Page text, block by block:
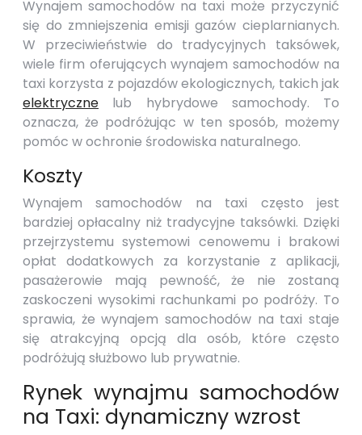
Wynajem samochodów na taxi może przyczynić
się do zmniejszenia emisji gazów cieplarnianych.
W przeciwieństwie do tradycyjnych taksówek,
wiele firm oferujących wynajem samochodów na
taxi korzysta z pojazdów ekologicznych, takich jak
elektryczne lub hybrydowe samochody. To
oznacza, że podróżując w ten sposób, możemy
pomóc w ochronie środowiska naturalnego.
Koszty
Wynajem samochodów na taxi często jest
bardziej opłacalny niż tradycyjne taksówki. Dzięki
przejrzystemu systemowi cenowemu i brakowi
opłat dodatkowych za korzystanie z aplikacji,
pasażerowie mają pewność, że nie zostaną
zaskoczeni wysokimi rachunkami po podróży. To
sprawia, że wynajem samochodów na taxi staje
się atrakcyjną opcją dla osób, które często
podróżują służbowo lub prywatnie.
Rynek wynajmu samochodów
na Taxi: dynamiczny wzrost